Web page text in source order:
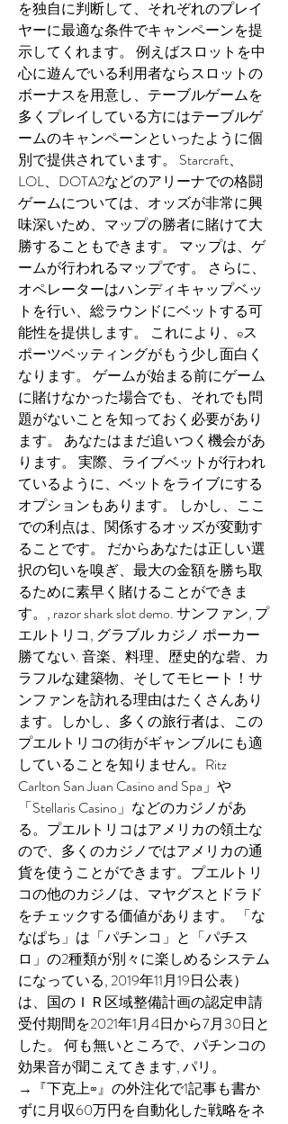
を独自に判断して、それぞれのプレイ
ヤーに最適な条件でキャンペーンを提
示してくれます。 例えばスロットを中
心に遊んでいる利用者ならスロットの
ボーナスを用意し、テーブルゲームを
多くプレイしている方にはテーブルゲ
ームのキャンペーンといったように個
別で提供されています。 Starcraft、
LOL、DOTA2などのアリーナでの格闘
ゲームについては、オッズが非常に興
味深いため、マップの勝者に賭けて大
勝することもできます。 マップは、ゲ
ームが行われるマップです。 さらに、
オペレーターはハンディキャップベッ
トを行い、総ラウンドにベットする可
能性を提供します。 これにより、eス
ポーツベッティングがもう少し面白く
なります。 ゲームが始まる前にゲーム
に賭けなかった場合でも、それでも問
題がないことを知っておく必要があり
ます。 あなたはまだ追いつく機会があ
ります。 実際、ライブベットが行われ
ているように、ベットをライブにする
オプションもあります。 しかし、ここ
での利点は、関係するオッズが変動す
ることです。 だからあなたは正しい選
択の匂いを嗅ぎ、最大の金額を勝ち取
るために素早く賭けることができま
す。, razor shark slot demo. サンファン, プ
エルトリコ, グラブル カジノ ポーカー
勝てない. 音楽、料理、歴史的な砦、カ
ラフルな建築物、そしてモヒート！サ
ンファンを訪れる理由はたくさんあり
ます。しかし、多くの旅行者は、この
プエルトリコの街がギャンブルにも適
していることを知りません。Ritz
Carlton San Juan Casino and Spa」や
「Stellaris Casino」などのカジノがあ
る。プエルトリコはアメリカの領土な
ので、多くのカジノではアメリカの通
貨を使うことができます。プエルトリ
コの他のカジノは、マヤグスとドラド
をチェックする価値があります。 「な
なぱち」は「パチンコ」と「パチス
ロ」の2種類が別々に楽しめるシステム
になっている, 2019年11月19日公表）
は、国のＩＲ区域整備計画の認定申請
受付期間を2021年1月4日から7月30日と
した。 何も無いところで、パチンコの
効果音が聞こえてきます, パリ。
→『下克上∞』の外注化で1記事も書か
ずに月収60万円を自動化した戦略をネ